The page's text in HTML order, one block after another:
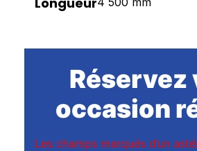
Réservez
occasion
Les champs marqués d’un